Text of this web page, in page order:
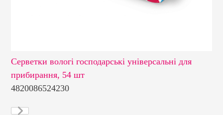
Серветки вологі господарські універсальні для
прибирання, 54 шт
4820086524230